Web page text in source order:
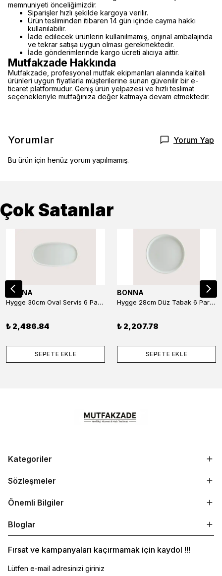
memnuniyeti önceliğimizdir.
Siparişler hızlı şekilde kargoya verilir.
Ürün tesliminden itibaren 14 gün içinde cayma hakkı
kullanılabilir.
İade edilecek ürünlerin kullanılmamış, orijinal ambalajında
ve tekrar satışa uygun olması gerekmektedir.
İade gönderimlerinde kargo ücreti alıcıya aittir.
Mutfakzade Hakkında
Mutfakzade, profesyonel mutfak ekipmanları alanında kaliteli
ürünleri uygun fiyatlarla müşterilerine sunan güvenilir bir e-
ticaret platformudur. Geniş ürün yelpazesi ve hızlı teslimat
seçenekleriyle mutfağınıza değer katmaya devam etmektedir.
Yorumlar Yorum Yap
Bu ürün için henüz yorum yapılmamış.
Çok Satanlar
BONNA
Hygge 30cm Oval Servis 6 Parça
₺ 2,486.84
SEPETE EKLE
BONNA
Hygge 28cm Düz Tabak 6 Parça
₺ 2,207.78
SEPETE EKLE
Kategoriler
Sözleşmeler
Önemli Bilgiler
Bloglar
Fırsat ve kampanyaları kaçırmamak için kaydol !!!
Lütfen e-mail adresinizi giriniz